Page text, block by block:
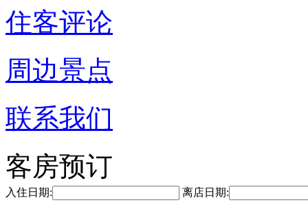
住客评论
周边景点
联系我们
客房预订
入住日期: 离店日期: